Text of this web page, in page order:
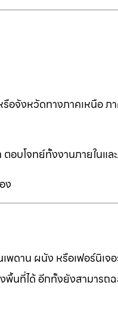
อจังหวัดทางภาคเหนือ ภ
อบโจทย์ทั้งงานภายในแล
ง
ดาน ผนัง หรือเฟอร์นิเจอ
พื้นที่ได้ อีกทั้งยังสามารถ